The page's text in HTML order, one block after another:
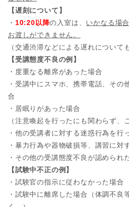
【遅刻について】
・ 10:20以降の入室は、 いかなる場
お渡しができません。
（交通渋滞などによる遅れについて
【受講態度不良の例】
・度重なる離席があった場合
・受講中にスマホ、携帯電話、その
合
・居眠りがあった場合
（注意喚起を行ったにも関わらず、
・他の受講者に対する迷惑行為を行
・暴力行為や器物破損等、講習に対
・その他の受講態度不良が認められ
【試験中不正の例】
・試験官の指示に従わなかった場合
・試験中に離席した場合（体調不良